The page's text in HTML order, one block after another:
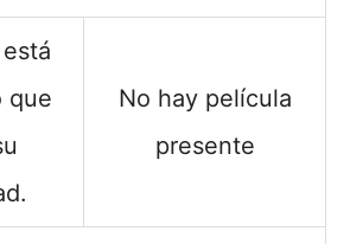
que
No hay película
presente